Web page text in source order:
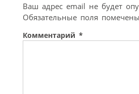
Ваш адрес email не будет
Обязательные поля помечены
Комментарий *